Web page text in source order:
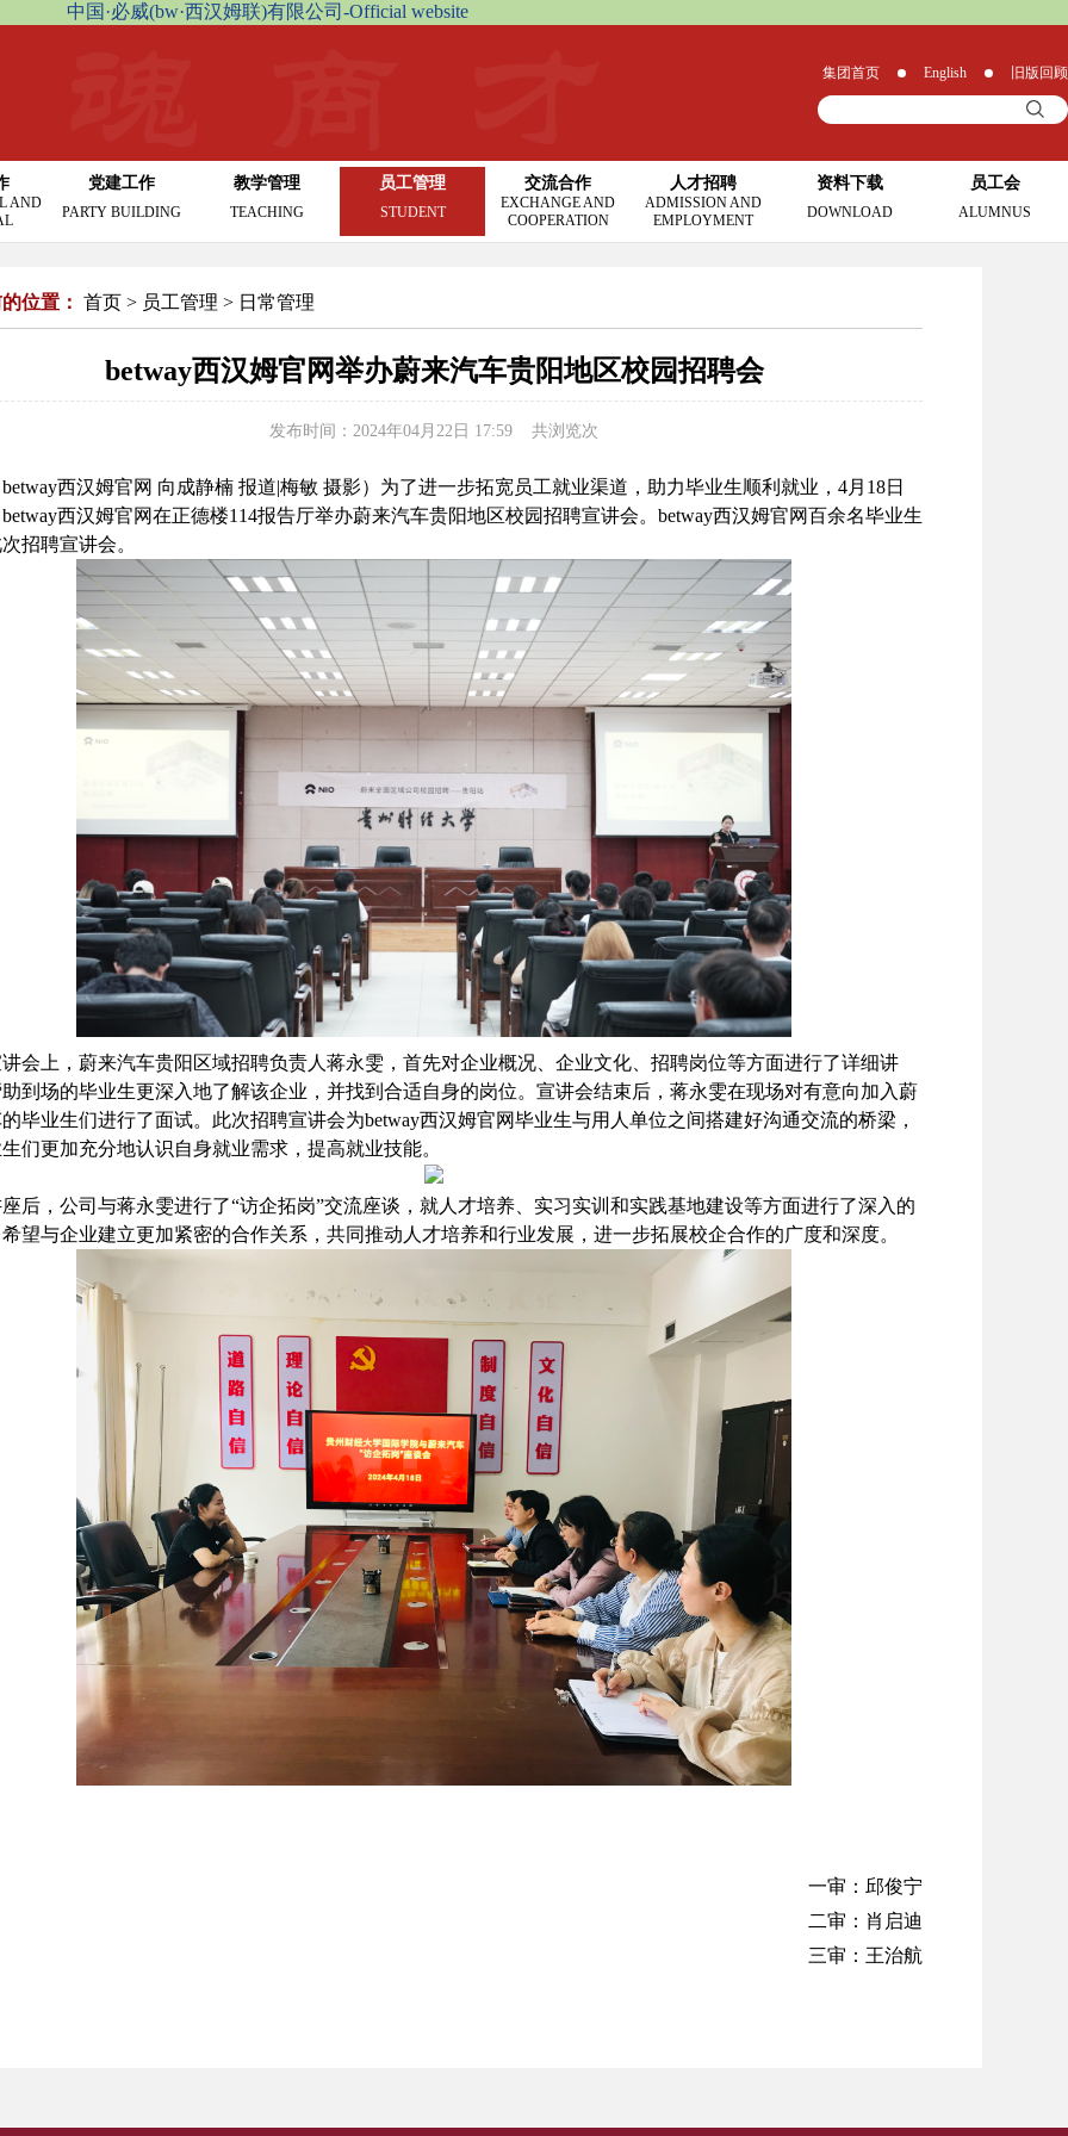
中国·必威(bw·西汉姆联)有限公司-Official website
集团首页 English 旧版回顾
AND
党建工作
PARTY BUILDING
教学管理
TEACHING
员工管理
STUDENT
交流合作
EXCHANGE AND
COOPERATION
人才招聘
ADMISSION AND
EMPLOYMENT
资料下载
DOWNLOAD
员工会
ALUMNUS
位置： 首页 > 员工管理 > 日常管理
betway西汉姆官网举办蔚来汽车贵阳地区校园招聘会
发布时间：2024年04月22日 17:59 共浏览次
西汉姆官网 向成静楠 报道|梅敏 摄影） 为了进一步拓宽员工就业渠道，助力毕业生顺利就业，4月18日
西汉姆官网在正德楼114报告厅举办蔚来汽车贵阳地区校园招聘宣讲会。betway西汉姆官网百余名毕业生
招聘宣讲会。
会上，蔚来汽车贵阳区域招聘负责人蒋永雯，首先对企业概况、企业文化、招聘岗位等方面进行了详细讲
到场的毕业生更深入地了解该企业，并找到合适自身的岗位。宣讲会结束后，蒋永雯在现场对有意向加入蔚
毕业生们进行了面试。此次招聘宣讲会为betway西汉姆官网毕业生与用人单位之间搭建好沟通交流的桥梁，
们更加充分地认识自身就业需求，提高就业技能。
后，公司与蒋永雯进行了“访企拓岗”交流座谈，就人才培养、实习实训和实践基地建设等方面进行了深入的
望与企业建立更加紧密的合作关系，共同推动人才培养和行业发展，进一步拓展校企合作的广度和深度。
一审：邱俊宁
二审：肖启迪
三审：王治航